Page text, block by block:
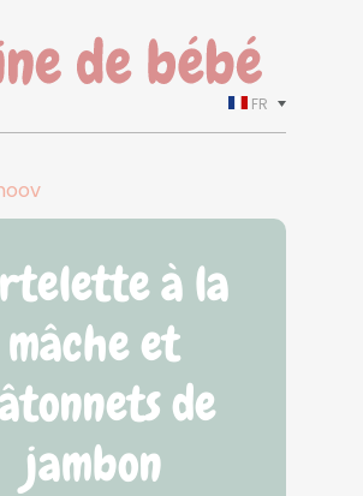
FR
à la
mâche et
de
jambon